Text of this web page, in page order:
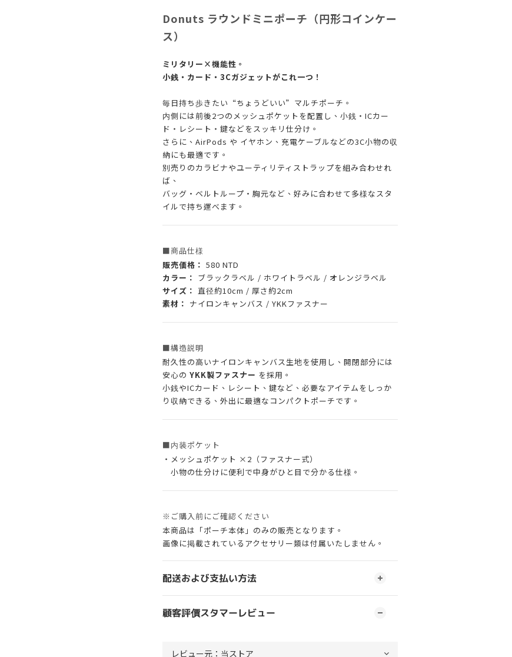
Donuts ラウンドミニポーチ（円形コインケー
ス）
ミリタリー×機能性。
小銭・カード・3Cガジェットがこれ一つ！
毎日持ち歩きたい“ちょうどいい”マルチポーチ。
内側には前後2つのメッシュポケットを配置し、小銭・ICカー
ド・レシート・鍵などをスッキリ仕分け。
さらに、AirPods や イヤホン、充電ケーブルなどの3C小物の収
納にも最適です。
別売りのカラビナやユーティリティストラップを組み合わせれ
ば、
バッグ・ベルトループ・胸元など、好みに合わせて多様なスタ
イルで持ち運べます。
■商品仕様
販売価格： 580 NTD
カラー： ブラックラベル / ホワイトラベル / オレンジラベル
サイズ： 直径約10cm / 厚さ約2cm
素材： ナイロンキャンバス / YKKファスナー
■構造説明
耐久性の高いナイロンキャンバス生地を使用し、開閉部分には
安心の YKK製ファスナー を採用。
小銭やICカード、レシート、鍵など、必要なアイテムをしっか
り収納できる、外出に最適なコンパクトポーチです。
■内装ポケット
・メッシュポケット ×2（ファスナー式）
小物の仕分けに便利で中身がひと目で分かる仕様。
※ご購入前にご確認ください
本商品は「ポーチ本体」のみの販売となります。
画像に掲載されているアクセサリー類は付属いたしません。
配送および支払い方法
顧客評價スタマーレビュー